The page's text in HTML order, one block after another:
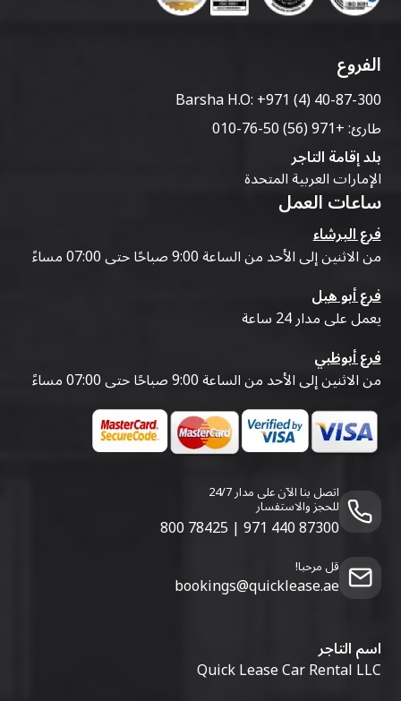
الفروع
Barsha H.O:+971 (4) 40-87-300
طارئ:+971 (56) 50-76-010
بلد إقامة التاجر
الإمارات العربية المتحدة
ساعات العمل
فرع البرشاء
من الاثنين إلى الأحد من الساعة 9:00 صباحًا حتى 07:00 مساءً
فرع أبو هيل
يعمل على مدار 24 ساعة
فرع أبوظبي
من الاثنين إلى الأحد من الساعة 9:00 صباحًا حتى 07:00 مساءً
اتصل بنا الآن على مدار 24/7
للحجز والاستفسار
800 78425 | 971 440 87300
قل مرحبا!
bookings@quicklease.ae
اسم التاجر
Quick Lease Car Rental LLC